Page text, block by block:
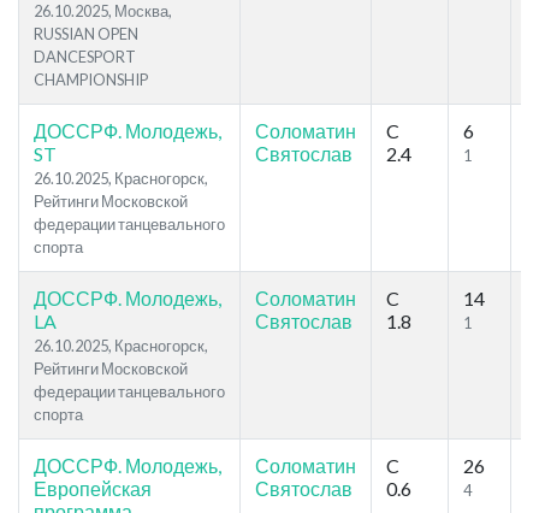
26.10.2025, Москва,
RUSSIAN OPEN
DANCESPORT
CHAMPIONSHIP
ДОССРФ. Молодежь,
ST
26.10.2025, Красногорск,
Рейтинги Московской
федерации танцевального
спорта
Соломатин
Святослав
C
2.4
6
1
ДОССРФ. Молодежь,
LA
26.10.2025, Красногорск,
Рейтинги Московской
федерации танцевального
спорта
Соломатин
Святослав
C
1.8
14
1
ДОССРФ. Молодежь,
Европейская
Соломатин
Святослав
C
0.6
26
4